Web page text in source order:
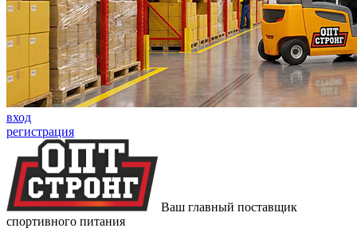
вход
регистрация
Ваш главный поставщик
спортивного питания